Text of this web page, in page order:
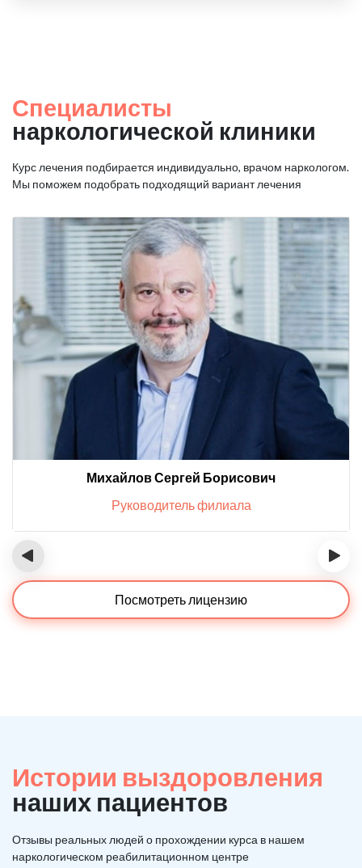
Специалисты
наркологической клиники
Курс лечения подбирается индивидуально, врачом наркологом.
Мы поможем подобрать подходящий вариант лечения
Михайлов Сергей Борисович
Руководитель филиала
‹ ›
Посмотреть лицензию
Истории выздоровления
наших пациентов
Отзывы реальных людей о прохождении курса в нашем
наркологическом реабилитационном центре